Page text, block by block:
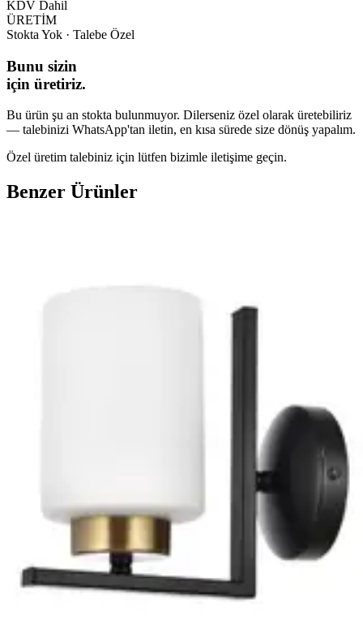
KDV Dahil
ÜRETİM
Stokta Yok · Talebe Özel
Bunu sizin
için üretiriz.
Bu ürün şu an stokta bulunmuyor. Dilerseniz özel olarak üretebiliriz
— talebinizi WhatsApp'tan iletin, en kısa sürede size dönüş yapalım.
Özel üretim talebiniz için lütfen bizimle iletişime geçin.
Benzer Ürünler